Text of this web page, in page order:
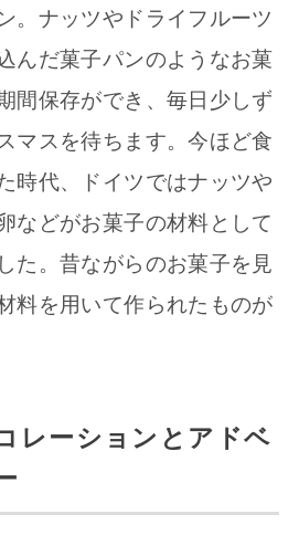
。ナッツやドライフルーツ
んだ菓子パンのようなお菓
間保存ができ、毎日少しず
マスを待ちます。今ほど食
時代、ドイツではナッツや
などがお菓子の材料として
た。昔ながらのお菓子を見
料を用いて作られたものが
レーションとアドベ